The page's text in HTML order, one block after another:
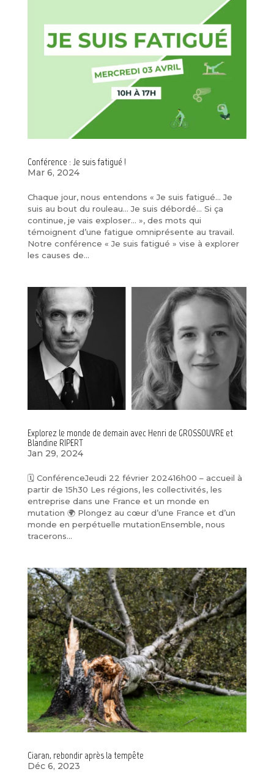
Conférence : Je suis fatigué !
Mar 6, 2024
Chaque jour, nous entendons « Je suis fatigué… Je
suis au bout du rouleau… Je suis débordé… Si ça
continue, je vais exploser… », des mots qui
témoignent d’une fatigue omniprésente au travail.
Notre conférence « Je suis fatigué » vise à explorer
les causes de...
Explorez le monde de demain avec Henri de GROSSOUVRE et
Blandine RIPERT
Jan 29, 2024
🗓️ ConférenceJeudi 22 février 202416h00 – accueil à
partir de 15h30 Les régions, les collectivités, les
entreprise dans une France et un monde en
mutation 🌍 Plongez au cœur d’une France et d’un
monde en perpétuelle mutationEnsemble, nous
tracerons...
Ciaran, rebondir après la tempête
Déc 6, 2023